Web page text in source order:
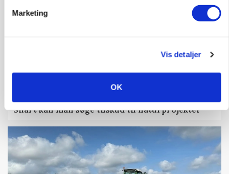
Marketing
Vis detaljer
OK
Snart kan man søge tilskud til naturprojekter